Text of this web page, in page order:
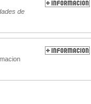
de